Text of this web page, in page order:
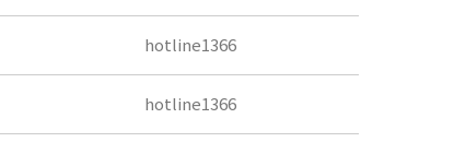
hotline1366
hotline1366